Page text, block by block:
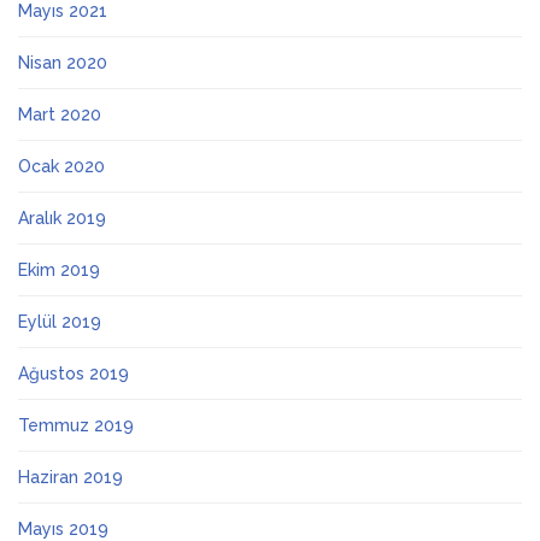
Mayıs 2021
Nisan 2020
Mart 2020
Ocak 2020
Aralık 2019
Ekim 2019
Eylül 2019
Ağustos 2019
Temmuz 2019
Haziran 2019
Mayıs 2019